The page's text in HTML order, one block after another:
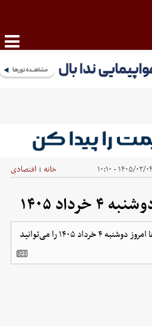
۱۴۰۵/۰۳/۰۴ - ۱۰:۱۰ خانه | اقتصادی
۱۴۰۵
قیمت دلار، یورو، پوند و سایر ارز‌ها امروز دوشنبه ۴ خرداد ۱۴۰۵ را می‌توانید